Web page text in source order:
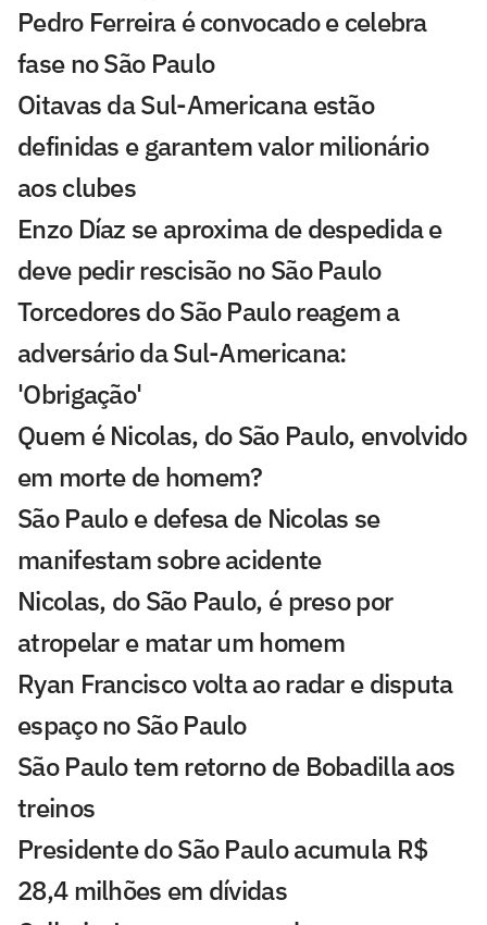
Pedro Ferreira é convocado e celebra
fase no São Paulo
Oitavas da Sul-Americana estão
definidas e garantem valor milionário
aos clubes
Enzo Díaz se aproxima de despedida e
deve pedir rescisão no São Paulo
Torcedores do São Paulo reagem a
adversário da Sul-Americana:
'Obrigação'
Quem é Nicolas, do São Paulo, envolvido
em morte de homem?
São Paulo e defesa de Nicolas se
manifestam sobre acidente
Nicolas, do São Paulo, é preso por
atropelar e matar um homem
Ryan Francisco volta ao radar e disputa
espaço no São Paulo
São Paulo tem retorno de Bobadilla aos
treinos
Presidente do São Paulo acumula R$
28,4 milhões em dívidas